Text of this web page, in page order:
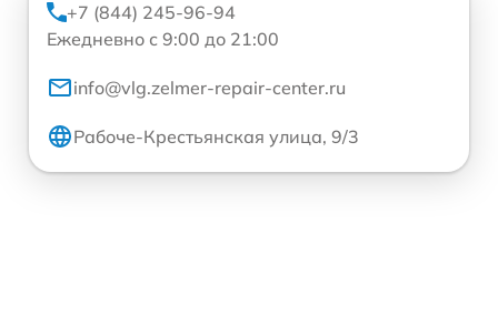
+7 (844) 245-96-94
Ежедневно с 9:00 до 21:00
info@vlg.zelmer-repair-center.ru
Рабоче-Крестьянская улица, 9/3